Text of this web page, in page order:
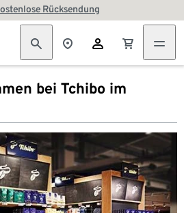
Rücksendung
bei Tchibo im